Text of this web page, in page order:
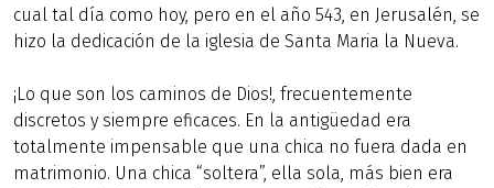
cual tal día como hoy, pero en el año 543, en Jerusalén, se
hizo la dedicación de la iglesia de Santa Maria la Nueva.
¡Lo que son los caminos de Dios!, frecuentemente
discretos y siempre eficaces. En la antigüedad era
totalmente impensable que una chica no fuera dada en
matrimonio. Una chica “soltera”, ella sola, más bien era